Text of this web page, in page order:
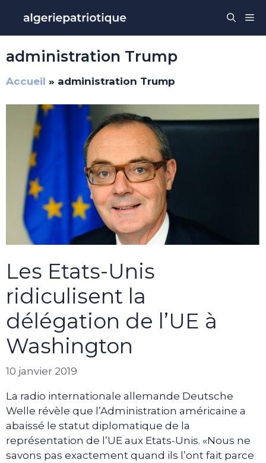
contenu
administration Trump
Accueil » administration Trump
Les Etats-Unis
ridiculisent la
délégation de l’UE à
Washington
10 janvier 2019
La radio internationale allemande Deutsche
Welle révèle que l’Administration américaine a
abaissé le statut diplomatique de la
représentation de l’UE aux Etats-Unis. «Nous ne
savons pas exactement quand ils l’ont fait parce